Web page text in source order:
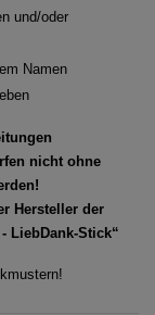
und/oder
Namen
nicht ohne
Hersteller der
LiebDank-Stick“